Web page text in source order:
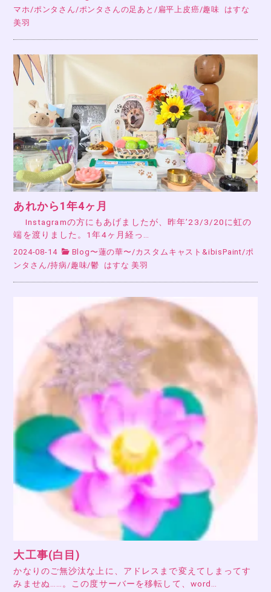
マホ/ポンタさん/ポンタさんの足あと /扁平上皮癌/趣味
はすな
美羽
あれから1年4ヶ月
Instagramの方にもあげましたが、昨年’23/3/20に虹の
端を渡りました。1年4ヶ月経っ…
2024-08-14 Blog〜蓮の華〜 /カスタムキャスト&ibisPaint/ポ
ンタさん /持病 /趣味/鬱 はすな 美羽
大工事(白目)
かなりのご無沙汰な上に、アドレスまで変えてしまってす
みませぬ……。この度サーバーを移転して、word…